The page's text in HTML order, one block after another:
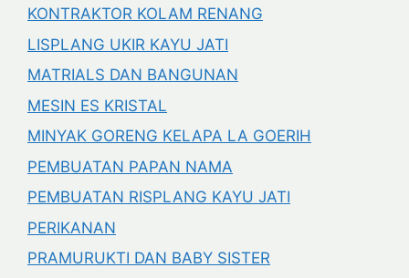
KONTRAKTOR KOLAM RENANG
LISPLANG UKIR KAYU JATI
MATRIALS DAN BANGUNAN
MESIN ES KRISTAL
MINYAK GORENG KELAPA LA GOERIH
PEMBUATAN PAPAN NAMA
PEMBUATAN RISPLANG KAYU JATI
PERIKANAN
PRAMURUKTI DAN BABY SISTER